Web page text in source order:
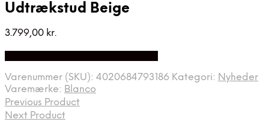
Udtrækstud Beige
3.799,00 kr.
Varenummer (SKU): 4020684793186 Kategori: Nyheder
Varemærke: Blanco
Previous Product
Next Product